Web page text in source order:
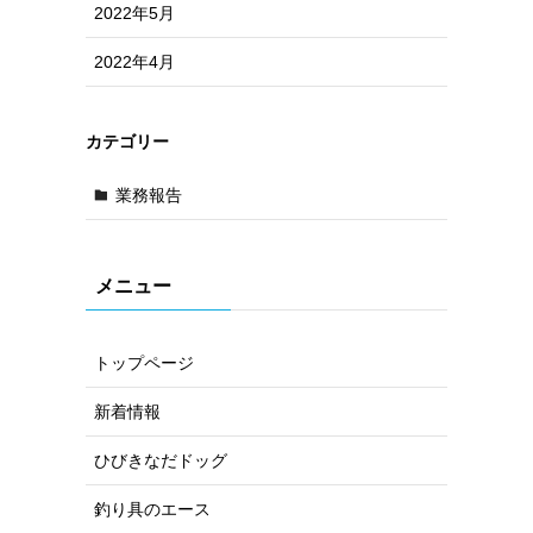
2022年5月
2022年4月
カテゴリー
業務報告
メニュー
トップページ
新着情報
ひびきなだドッグ
釣り具のエース